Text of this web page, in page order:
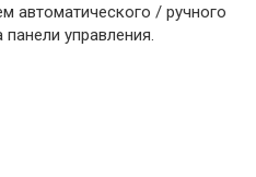
автоматического / ручного
управления.